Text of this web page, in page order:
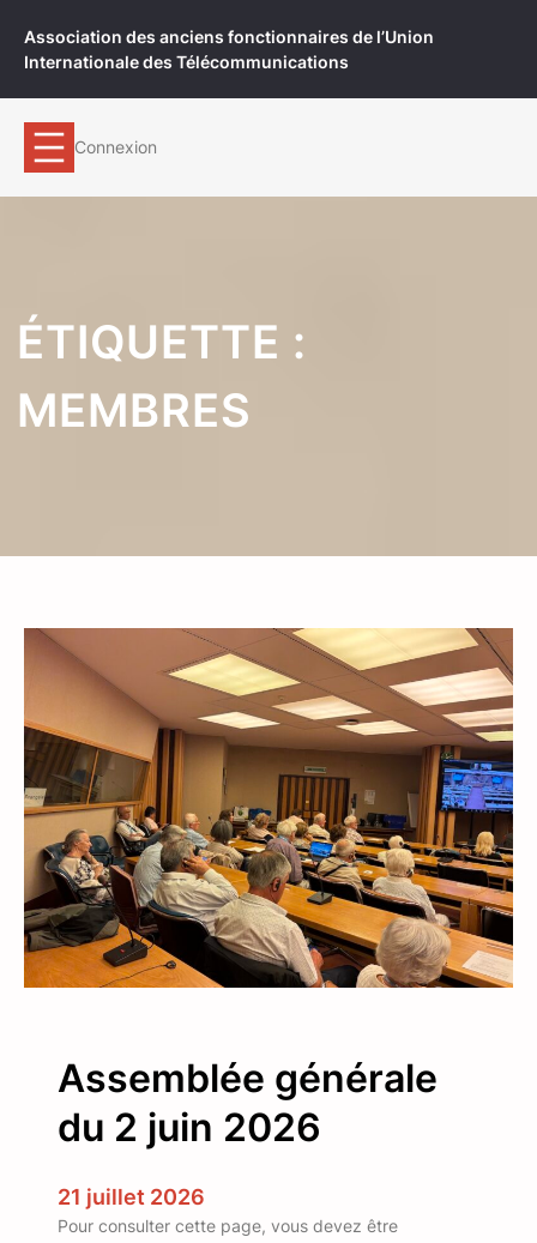
contenu
Association des anciens fonctionnaires de l’Union
Internationale des Télécommunications
Connexion
ÉTIQUETTE :
MEMBRES
Assemblée générale
du 2 juin 2026
21 juillet 2026
Pour consulter cette page, vous devez être